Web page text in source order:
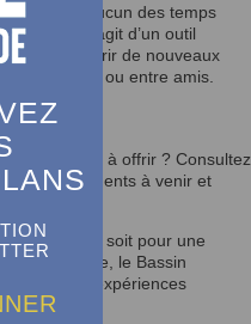
aucun des temps
Il s’agit d’un outil
découvrir de nouveaux
en famille ou entre amis.
inspirer
a à offrir ? Consultez
des événements à venir et
? Que ce soit pour une
en famille, le Bassin
vivre des expériences